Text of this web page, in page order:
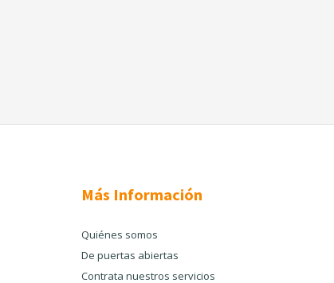
Más Información
Quiénes somos
De puertas abiertas
Contrata nuestros servicios